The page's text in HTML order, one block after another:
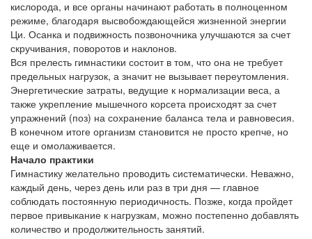
кислорода, и все органы начинают работать в полноценном
режиме, благодаря высвобождающейся жизненной энергии
Ци. Осанка и подвижность позвоночника улучшаются за счет
скручивания, поворотов и наклонов.
Вся прелесть гимнастики состоит в том, что она не требует
предельных нагрузок, а значит не вызывает переутомления.
Энергетические затраты, ведущие к нормализации веса, а
также укрепление мышечного корсета происходят за счет
упражнений (поз) на сохранение баланса тела и равновесия.
В конечном итоге организм становится не просто крепче, но
еще и омолаживается.
Начало практики
Гимнастику желательно проводить систематически. Неважно,
каждый день, через день или раз в три дня — главное
соблюдать постоянную периодичность. Позже, когда пройдет
первое привыкание к нагрузкам, можно постепенно добавлять
количество и продолжительность занятий.